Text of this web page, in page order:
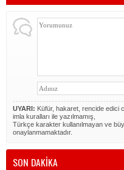
UYARI: Küfür, hakaret, rencide edici
imla kuralları ile yazılmamış,
Türkçe karakter kullanılmayan ve
onaylanmamaktadır.
SON DAKİKA